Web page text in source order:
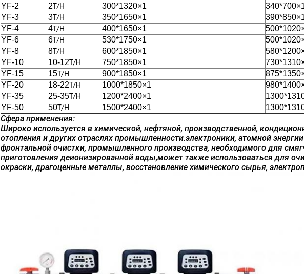
YF-2
2T/H 300*1320×1 340*700×
YF-3
3T/H 350*1650×1 390*850×
YF-4
4T/H 400*1650×1 500*1020
YF-6
6T/H 530*1750×1 500*1020
YF-8
8T/H 600*1850×1 580*1200
YF-10
10-12T/H 750*1850×1 730*1310
YF-15
15T/H 900*1850×1 875*1350
YF-20
18-22T/H 1000*1850×1 980*1400
YF-35
25-35T/H 1200*2400×1
YF-50
50T/H 1500*2400×1
Сфера применения:
Широко используется в химической, нефтяной, производственной,
отопления и других отраслях промышленности.электроники, атомной
фронтальной очистки, промышленного производства, необходимого для
приготовления деионизированной воды,может также использоваться для
окраски, драгоценные металлы, восстановление химического сырья,